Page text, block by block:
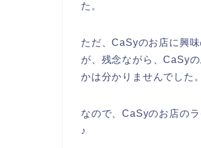
た。
ただ、CaSyのお店に興
が、残念ながら、CaSy
かは分かりませんでした。
なので、CaSyのお店の
♪